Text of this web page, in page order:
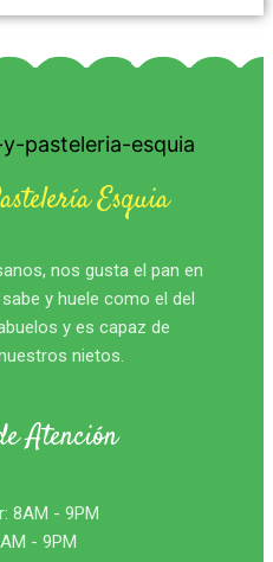
Esquia
nos gusta el pan en
y huele como el del
y es capaz de
nietos.
Atención
8AM - 9PM
- 9PM